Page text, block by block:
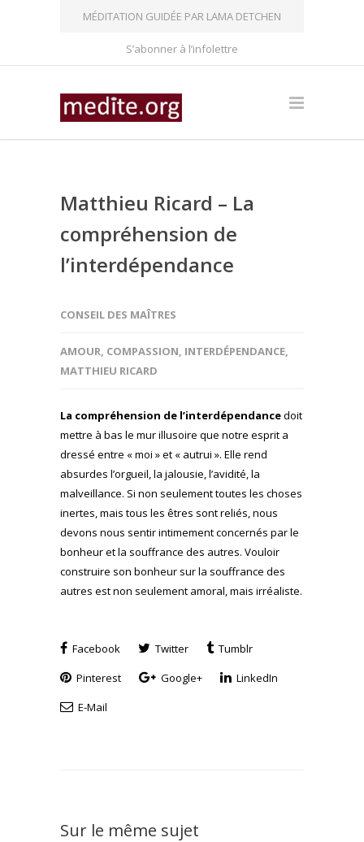
MÉDITATION GUIDÉE PAR LAMA DETCHEN
S’abonner à l’infolettre
Matthieu Ricard – La
compréhension de
l’interdépendance
CONSEIL DES MAÎTRES
AMOUR, COMPASSION, INTERDÉPENDANCE,
MATTHIEU RICARD
La compréhension de l’interdépendancedoit
mettre à bas le mur illusoire que notre esprit a
dressé entre « moi » et « autrui ». Elle rend
absurdes l’orgueil, la jalousie, l’avidité, la
malveillance. Si non seulement toutes les choses
inertes, mais tous les êtres sont reliés, nous
devons nous sentir intimement concernés par le
bonheur et la souffrance des autres. Vouloir
construire son bonheur sur la souffrance des
autres est non seulement amoral, mais irréaliste.
Facebook Twitter
Tumblr
Pinterest
Google+
LinkedIn
E-Mail
Sur le même sujet